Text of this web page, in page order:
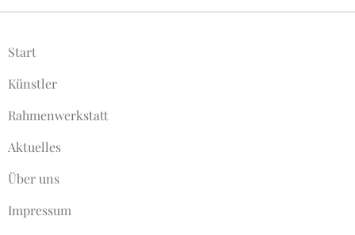
Start
Künstler
Rahmenwerkstatt
Aktuelles
Über uns
Impressum